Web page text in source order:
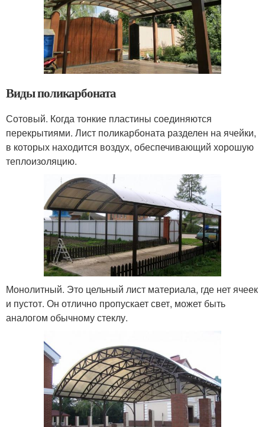
Виды поликарбоната
Сотовый. Когда тонкие пластины соединяются
перекрытиями. Лист поликарбоната разделен на ячейки,
в которых находится воздух, обеспечивающий хорошую
теплоизоляцию.
Монолитный. Это цельный лист материала, где нет ячеек
и пустот. Он отлично пропускает свет, может быть
аналогом обычному стеклу.